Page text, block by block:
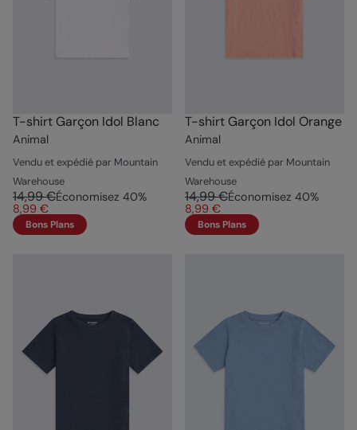
T-shirt Garçon Idol Blanc
Animal
Vendu et expédié par Mountain
Warehouse
14,99 €Économisez 40%
8,99 €
Bons Plans
T-shirt Garçon Idol Orange
Animal
Vendu et expédié par Mountain
Warehouse
14,99 €Économisez 40%
8,99 €
Bons Plans